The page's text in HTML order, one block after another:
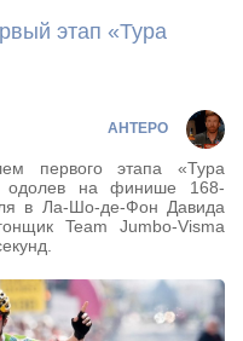
этап «Тура
AHTEPO
первого этапа «Тура
одолев на финише 168-
в Ла-Шо-де-Фон Давида
Team Jumbo-Visma